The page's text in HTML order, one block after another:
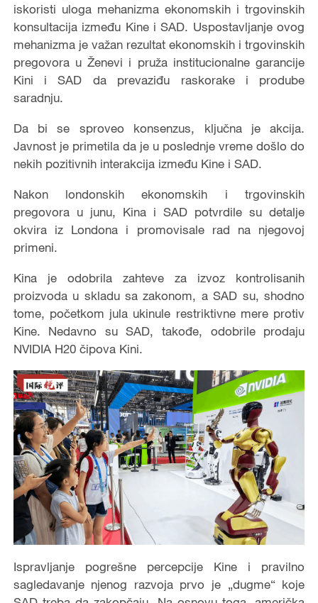
iskoristi uloga mehanizma ekonomskih i trgovinskih
konsultacija između Kine i SAD. Uspostavljanje ovog
mehanizma je važan rezultat ekonomskih i trgovinskih
pregovora u Ženevi i pruža institucionalne garancije
Kini i SAD da prevaziđu raskorake i prodube
saradnju.
Da bi se sproveo konsenzus, ključna je akcija.
Javnost je primetila da je u poslednje vreme došlo do
nekih pozitivnih interakcija između Kine i SAD.
Nakon londonskih ekonomskih i trgovinskih
pregovora u junu, Kina i SAD potvrdile su detalje
okvira iz Londona i promovisale rad na njegovoj
primeni.
Kina je odobrila zahteve za izvoz kontrolisanih
proizvoda u skladu sa zakonom, a SAD su, shodno
tome, početkom jula ukinule restriktivne mere protiv
Kine. Nedavno su SAD, takođe, odobrile prodaju
NVIDIA H20 čipova Kini.
Ispravljanje pogrešne percepcije Kine i pravilno
sagledavanje njenog razvoja prvo je „dugme“ koje